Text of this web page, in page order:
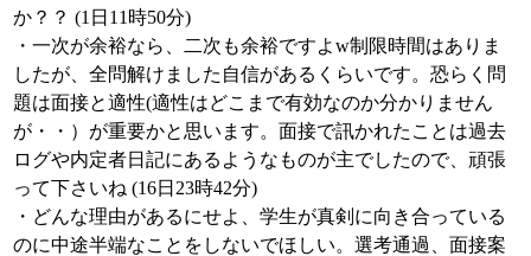
か？？ (1日11時50分)
・一次が余裕なら、二次も余裕ですよw制限時間はありま
したが、全問解けました自信があるくらいです。恐らく問
題は面接と適性(適性はどこまで有効なのか分かりません
が・・）が重要かと思います。面接で訊かれたことは過去
ログや内定者日記にあるようなものが主でしたので、頑張
って下さいね (16日23時42分)
・どんな理由があるにせよ、学生が真剣に向き合っている
のに中途半端なことをしないでほしい。選考通過、面接案